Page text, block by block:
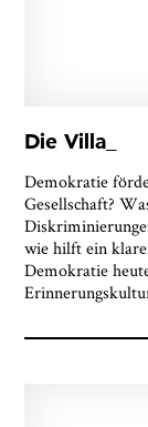
Die Villa_
Demokratie
Gesellschaft?
wie hilft ein
Demokratie